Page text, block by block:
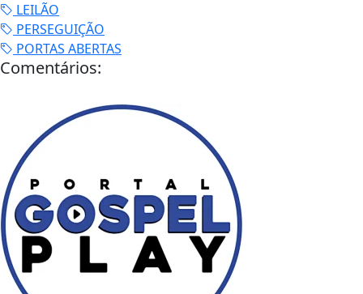
LEILÃO
PERSEGUIÇÃO
PORTAS ABERTAS
Comentários: